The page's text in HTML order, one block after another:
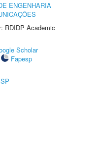
ENGENHARIA
RDIDP Academic
Scholar
Fapesp